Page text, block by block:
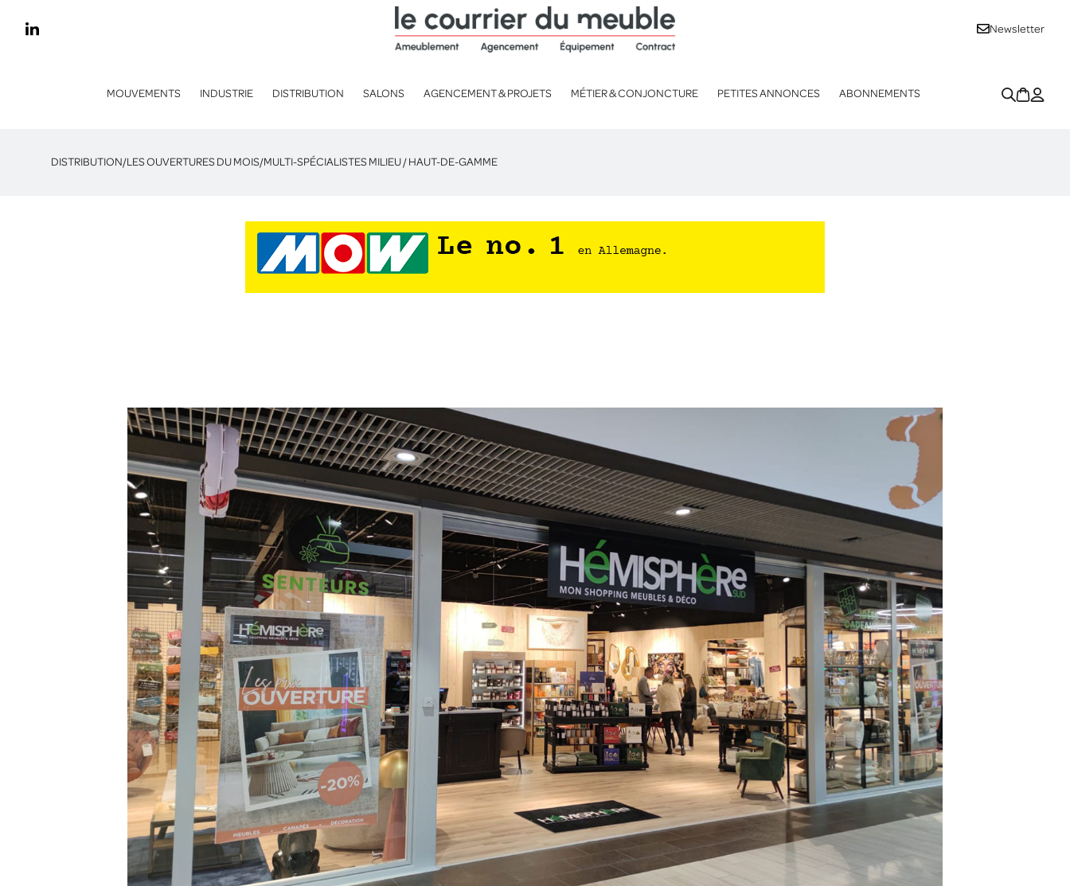
Newsletter
MOUVEMENTS INDUSTRIE DISTRIBUTION SALONS AGENCEMENT & PROJETS MÉTIER & CONJONCTURE PETITES ANNONCES ABONNEMENTS
DISTRIBUTION/LES OUVERTURES DU MOIS/MULTI-SPÉCIALISTES MILIEU / HAUT-DE-GAMME